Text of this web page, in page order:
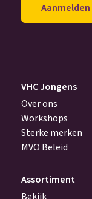
achter
VHC Jongens
Over ons
Workshops
Sterke merken
MVO Beleid
Assortiment